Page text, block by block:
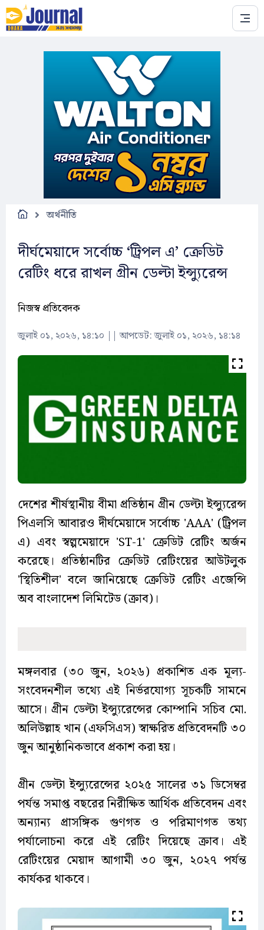
Skip to main content
অর্থনীতি
দীর্ঘমেয়াদে সর্বোচ্চ ‘ট্রিপল এ’ ক্রেডিট
রেটিং ধরে রাখল গ্রীন ডেল্টা ইন্স্যুরেন্স
নিজস্ব প্রতিবেদক
জুলাই ০১, ২০২৬, ১৪:১০ ||আপডেট: জুলাই ০১, ২০২৬, ১৪:১৪
দেশের শীর্ষস্থানীয় বীমা প্রতিষ্ঠান গ্রীন ডেল্টা ইন্স্যুরেন্স
পিএলসি আবারও দীর্ঘমেয়াদে সর্বোচ্চ 'AAA' (ট্রিপল
এ) এবং স্বল্পমেয়াদে 'ST-1' ক্রেডিট রেটিং অর্জন
করেছে। প্রতিষ্ঠানটির ক্রেডিট রেটিংয়ের আউটলুক
'স্থিতিশীল' বলে জানিয়েছে ক্রেডিট রেটিং এজেন্সি
অব বাংলাদেশ লিমিটেড (ক্রাব)।
মঙ্গলবার (৩০ জুন, ২০২৬) প্রকাশিত এক মূল্য-
সংবেদনশীল তথ্যে এই নির্ভরযোগ্য সূচকটি সামনে
আসে। গ্রীন ডেল্টা ইন্স্যুরেন্সের কোম্পানি সচিব মো.
অলিউল্লাহ খান (এফসিএস) স্বাক্ষরিত প্রতিবেদনটি ৩০
জুন আনুষ্ঠানিকভাবে প্রকাশ করা হয়।
গ্রীন ডেল্টা ইন্স্যুরেন্সের ২০২৫ সালের ৩১ ডিসেম্বর
পর্যন্ত সমাপ্ত বছরের নিরীক্ষিত আর্থিক প্রতিবেদন এবং
অন্যান্য প্রাসঙ্গিক গুণগত ও পরিমাণগত তথ্য
পর্যালোচনা করে এই রেটিং দিয়েছে ক্রাব। এই
রেটিংয়ের মেয়াদ আগামী ৩০ জুন, ২০২৭ পর্যন্ত
কার্যকর থাকবে।